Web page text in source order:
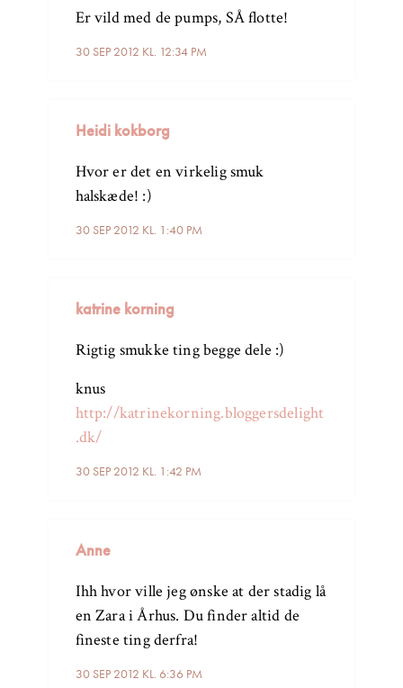
30 SEP 2012 KL. 12:34 PM
Er vild med de pumps, SÅ flotte!
Heidi kokborg
30 SEP 2012 KL. 1:40 PM
Hvor er det en virkelig smuk
halskæde! :)
katrine korning
30 SEP 2012 KL. 1:42 PM
Rigtig smukke ting begge dele :)
knus
http://katrinekorning.bloggersdelight
.dk/
Anne
30 SEP 2012 KL. 6:36 PM
Ihh hvor ville jeg ønske at der stadig lå
en Zara i Århus. Du finder altid de
fineste ting derfra!